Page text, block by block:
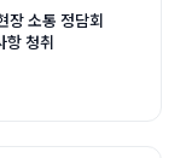
장 소통 정담회
항 청취